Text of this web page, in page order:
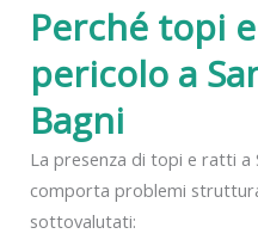
Perché topi
pericolo a
Bagni
La presenza di topi e ratti a
comporta problemi
sottovalutati: